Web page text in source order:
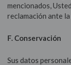
mencionados,
reclamación ante
F. Conservación
Sus datos